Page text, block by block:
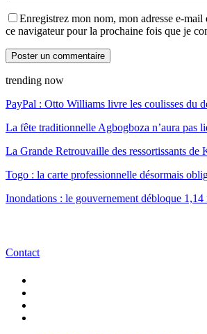
Enregistrez mon nom, mon adresse e-mail
ce navigateur pour la prochaine fois que je
trending now
PayPal : Otto Williams livre les coulisses du
La fête traditionnelle Agbogboza n’aura pas
La Grande Retrouvaille des ressortissants
Togo : la carte professionnelle désormais
Inondations : le gouvernement débloque
Contact